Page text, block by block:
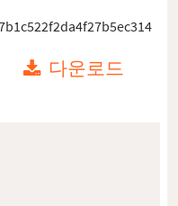
다운로드